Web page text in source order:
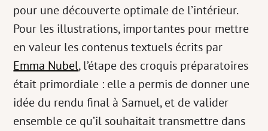
pour une découverte optimale de l’intérieur.
Pour les illustrations, importantes pour mettre
en valeur les contenus textuels écrits par
Emma Nubel, l’étape des croquis préparatoires
était primordiale : elle a permis de donner une
idée du rendu final à Samuel, et de valider
ensemble ce qu’il souhaitait transmettre dans